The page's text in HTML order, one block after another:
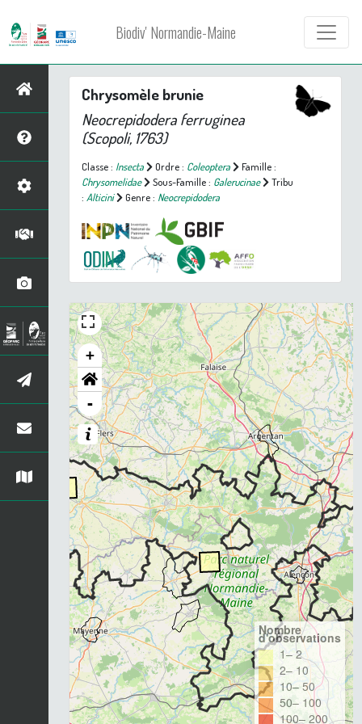
Biodiv' Normandie-Maine
Chrysomèle brunie
Neocrepidodera ferruginea
(Scopoli, 1763)
Classe : Insecta Ordre : Coleoptera
Famille :
Chrysomelidae
Sous-Famille : Galerucinae
Tribu
: Alticini Genre : Neocrepidodera
+
-
Nombre
d'observations
1– 2
2– 10
10– 50
50– 100
100– 200